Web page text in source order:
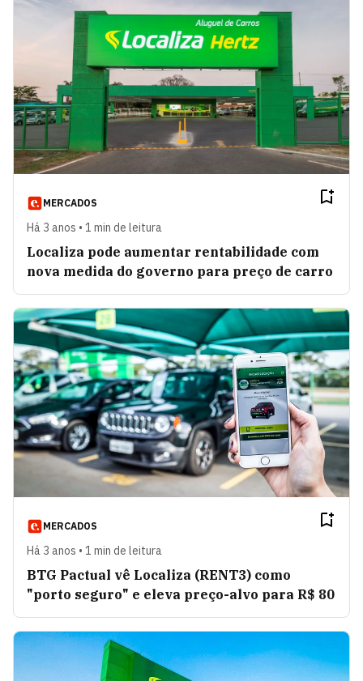
MERCADOS
Há 3 anos • 1 min de leitura
Localiza pode aumentar rentabilidade com
nova medida do governo para preço de carro
MERCADOS
Há 3 anos • 1 min de leitura
BTG Pactual vê Localiza (RENT3) como
"porto seguro" e eleva preço-alvo para R$ 80